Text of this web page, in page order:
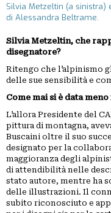
Silvia Metzeltin (a sinistra)
di Alessandra Beltrame.
Silvia Metzeltin, che
disegnatore?
Ritengo che l’alpinismo
delle sue sensibilità e
Come mai si è data
L’allora Presidente del
pittura di montagna,
Buscaini oltre il suo
designato per la
maggioranza degli
di attendibilità nelle
stato autore, mentre ha
delle illustrazioni. Il
subito riconosciuto e